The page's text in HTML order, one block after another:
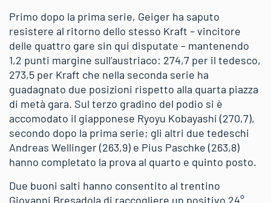
Primo dopo la prima serie, Geiger ha saputo
resistere al ritorno dello stesso Kraft – vincitore
delle quattro gare sin qui disputate – mantenendo
1,2 punti margine sull’austriaco: 274,7 per il tedesco,
273,5 per Kraft che nella seconda serie ha
guadagnato due posizioni rispetto alla quarta piazza
di metà gara. Sul terzo gradino del podio si è
accomodato il giapponese Ryoyu Kobayashi (270,7),
secondo dopo la prima serie; gli altri due tedeschi
Andreas Wellinger (263,9) e Pius Paschke (263,8)
hanno completato la prova al quarto e quinto posto.
Due buoni salti hanno consentito al trentino
Giovanni Bresadola di raccogliere un positivo 24°